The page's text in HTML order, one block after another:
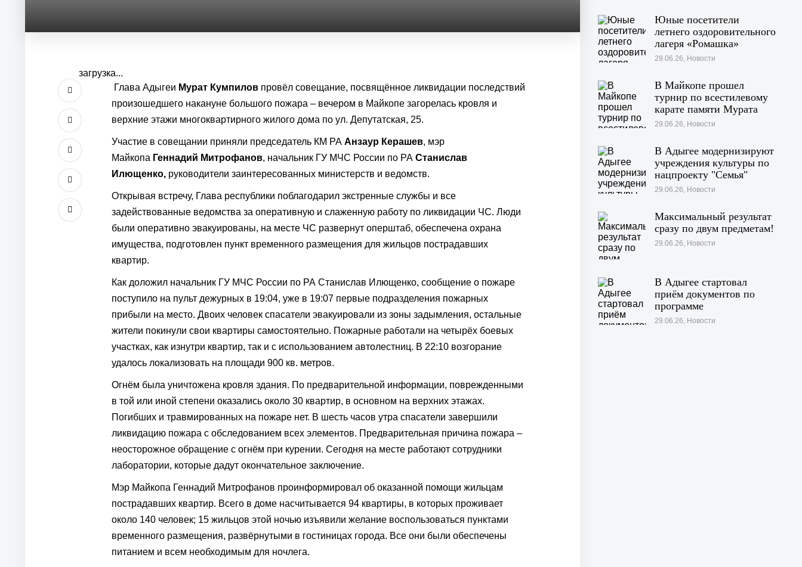
загрузка...
Глава Адыгеи Мурат Кумпилов провёл совещание, посвящённое ликвидации последствий
произошедшего накануне большого пожара – вечером в Майкопе загорелась кровля и
верхние этажи многоквартирного жилого дома по ул. Депутатская, 25.
Участие в совещании приняли председатель КМ РА Анзаур Керашев, мэр
Майкопа Геннадий Митрофанов, начальник ГУ МЧС России по РА Станислав
Илющенко, руководители заинтересованных министерств и ведомств.
Открывая встречу, Глава республики поблагодарил экстренные службы и все
задействованные ведомства за оперативную и слаженную работу по ликвидации ЧС. Люди
были оперативно эвакуированы, на месте ЧС развернут оперштаб, обеспечена охрана
имущества, подготовлен пункт временного размещения для жильцов пострадавших
квартир.
Как доложил начальник ГУ МЧС России по РА Станислав Илющенко, сообщение о пожаре
поступило на пульт дежурных в 19:04, уже в 19:07 первые подразделения пожарных
прибыли на место. Двоих человек спасатели эвакуировали из зоны задымления, остальные
жители покинули свои квартиры самостоятельно. Пожарные работали на четырёх боевых
участках, как изнутри квартир, так и с использованием автолестниц. В 22:10 возгорание
удалось локализовать на площади 900 кв. метров.
Огнём была уничтожена кровля здания. По предварительной информации, поврежденными
в той или иной степени оказались около 30 квартир, в основном на верхних этажах.
Погибших и травмированных на пожаре нет. В шесть часов утра спасатели завершили
ликвидацию пожара с обследованием всех элементов. Предварительная причина пожара –
неосторожное обращение с огнём при курении. Сегодня на месте работают сотрудники
лаборатории, которые дадут окончательное заключение.
Мэр Майкопа Геннадий Митрофанов проинформировал об оказанной помощи жильцам
пострадавших квартир. Всего в доме насчитывается 94 квартиры, в которых проживает
около 140 человек; 15 жильцов этой ночью изъявили желание воспользоваться пунктами
временного размещения, развёрнутыми в гостиницах города. Все они были обеспечены
питанием и всем необходимым для ночлега.
Юные посетители
летнего оздоровительного
лагеря «Ромашка»
побывали на экскурсии в
29.06.26, Новости
В Майкопе прошел
турнир по всестилевому
карате памяти Мурата
Хачекожева
29.06.26, Новости
В Адыгее модернизируют
учреждения культуры по
нацпроекту "Семья"
29.06.26, Новости
Максимальный результат
сразу по двум предметам!
29.06.26, Новости
В Адыгее стартовал
приём документов по
программе
«Профессионалитет»
29.06.26, Новости